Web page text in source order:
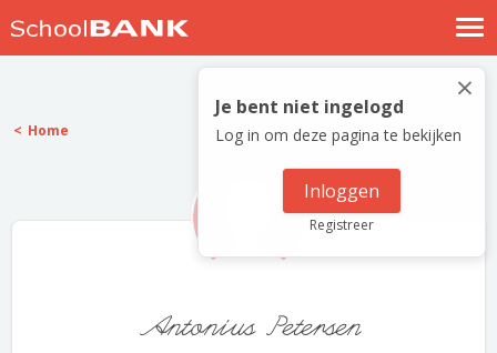
Nostalgische verhalen
Log in
Meld je gratis aan
×
Je bent niet ingelogd
Log in om deze pagina te bekijken
Inloggen
Registreer
Home
Antonius Petersen